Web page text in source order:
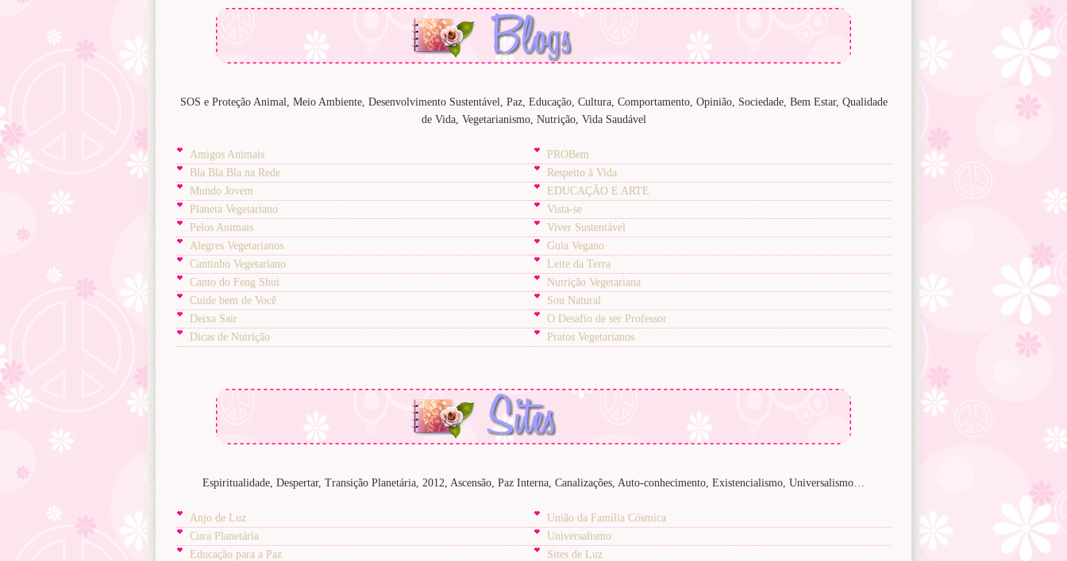
SOS e Proteção Animal, Meio Ambiente, Desenvolvimento Sustentável, Paz, Educação, Cultura, Comportamento, Opinião, Sociedade, Bem Estar, Qualidade
de Vida, Vegetarianismo, Nutrição, Vida Saudável
Amigos Animais
Bla Bla Bla na Rede
Mundo Jovem
Planeta Vegetariano
Pelos Animais
PROBem
Respeito à Vida
EDUCAÇÃO E ARTE
Vista-se
Viver Sustentável
Alegres Vegetarianos
Cantinho Vegetariano
Canto do Feng Shui
Cuide bem de Você
Deixa Sair
Dicas de Nutrição
Guia Vegano
Leite da Terra
Nutrição Vegetariana
Sou Natural
O Desafio de ser Professor
Pratos Vegetarianos
Espiritualidade, Despertar, Transição Planetária, 2012, Ascensão, Paz Interna, Canalizações, Auto-conhecimento, Existencialismo, Universalismo…
Anjo de Luz
Cura Planetária
Educação para a Paz
União da Família Cósmica
Universalismo
Sites de Luz